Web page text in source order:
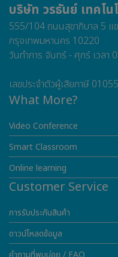
บริษัท วรธันย์ เทคโน
555/104 ถนนสุขาภิบาล 5 แ
กรุงเทพมหานคร 10220
วันทำการ จันทร์ - ศุกร์ เวลา
เลขประจำตัวผู้เสียภาษี
What More?
Video Conference
Smart Classroom
Online learning
Customer Service
การรับประกันสินค้า
ดาวน์โหลดข้อมูล